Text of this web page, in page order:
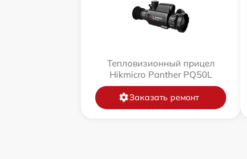
Тепловизионный прицел
Hikmicro Panther PQ50L
Заказать ремонт